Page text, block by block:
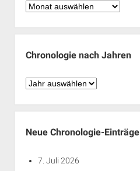
Chronologie
Monaten
Chronologie nach Jahren
Chronologie
Jahren
Neue Chronologie-Einträge
7. Juli 2026